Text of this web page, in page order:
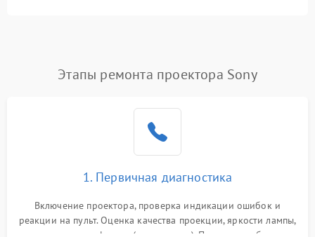
Этапы ремонта проектора Sony
1. Первичная диагностика
Включение проектора, проверка индикации ошибок и
реакции на пульт. Оценка качества проекции, яркости лампы,